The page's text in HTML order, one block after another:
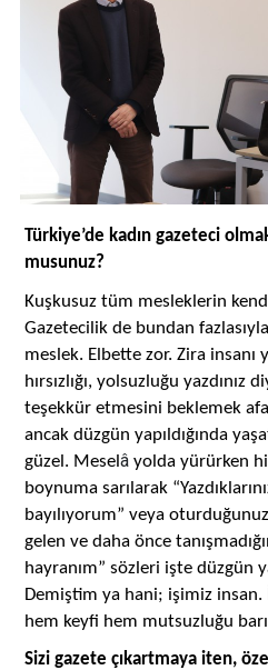
Türkiye’de kadın gazeteci
musunuz?
Kuşkusuz tüm mesleklerin
Gazetecilik de bundan
meslek. Elbette zor. Zira insanı
hırsızlığı, yolsuzluğu yazdınız
teşekkür etmesini beklemek
ancak düzgün yapıldığında
güzel. Meselâ yolda yürürken
boynuma sarılarak
bayılıyorum” veya
gelen ve daha önce
hayranım” sözleri işte düzgün
Demiştim ya hani; işimiz
hem keyfi hem mutsuzluğu
Sizi gazete çıkartmaya iten,